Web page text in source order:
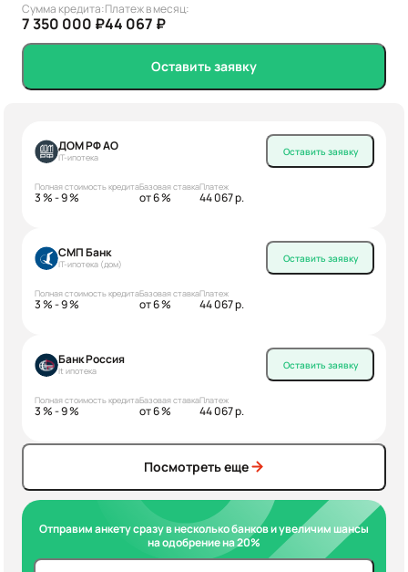
Сумма кредита:
7 350 000 ₽
Платеж в месяц:
44 067 ₽
Оставить заявку
ДОМ РФ АО
IT-ипотека
Полная стоимость кредита
3 % - 9 %
Базовая ставка
от 6 %
Платеж
44 067 р.
Оставить заявку
СМП Банк
IT-ипотека (дом)
Полная стоимость кредита
3 % - 9 %
Базовая ставка
от 6 %
Платеж
44 067 р.
Оставить заявку
Банк Россия
It ипотека
Полная стоимость кредита
3 % - 9 %
Базовая ставка
от 6 %
Платеж
44 067 р.
Оставить заявку
Посмотреть еще
Отправим анкету сразу в несколько банков и увеличим шансы
на одобрение на 20%